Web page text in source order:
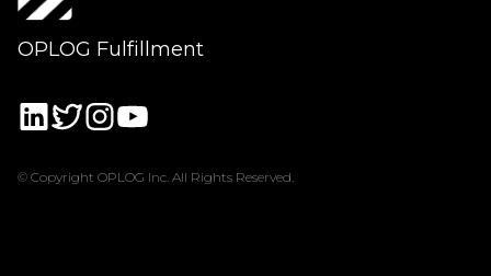
OPLOG Fulfillment
© Copyright OPLOG Inc. All Rights Reserved.